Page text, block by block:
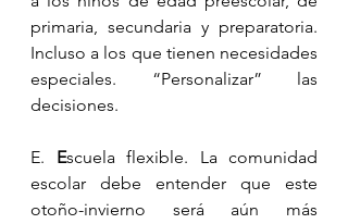
primaria, secundaria y preparatoria.
Incluso a los que tienen necesidades
especiales. “Personalizar” las
decisiones.
E. Escuela flexible. La comunidad
escolar debe entender que este
otoño-invierno será aún más